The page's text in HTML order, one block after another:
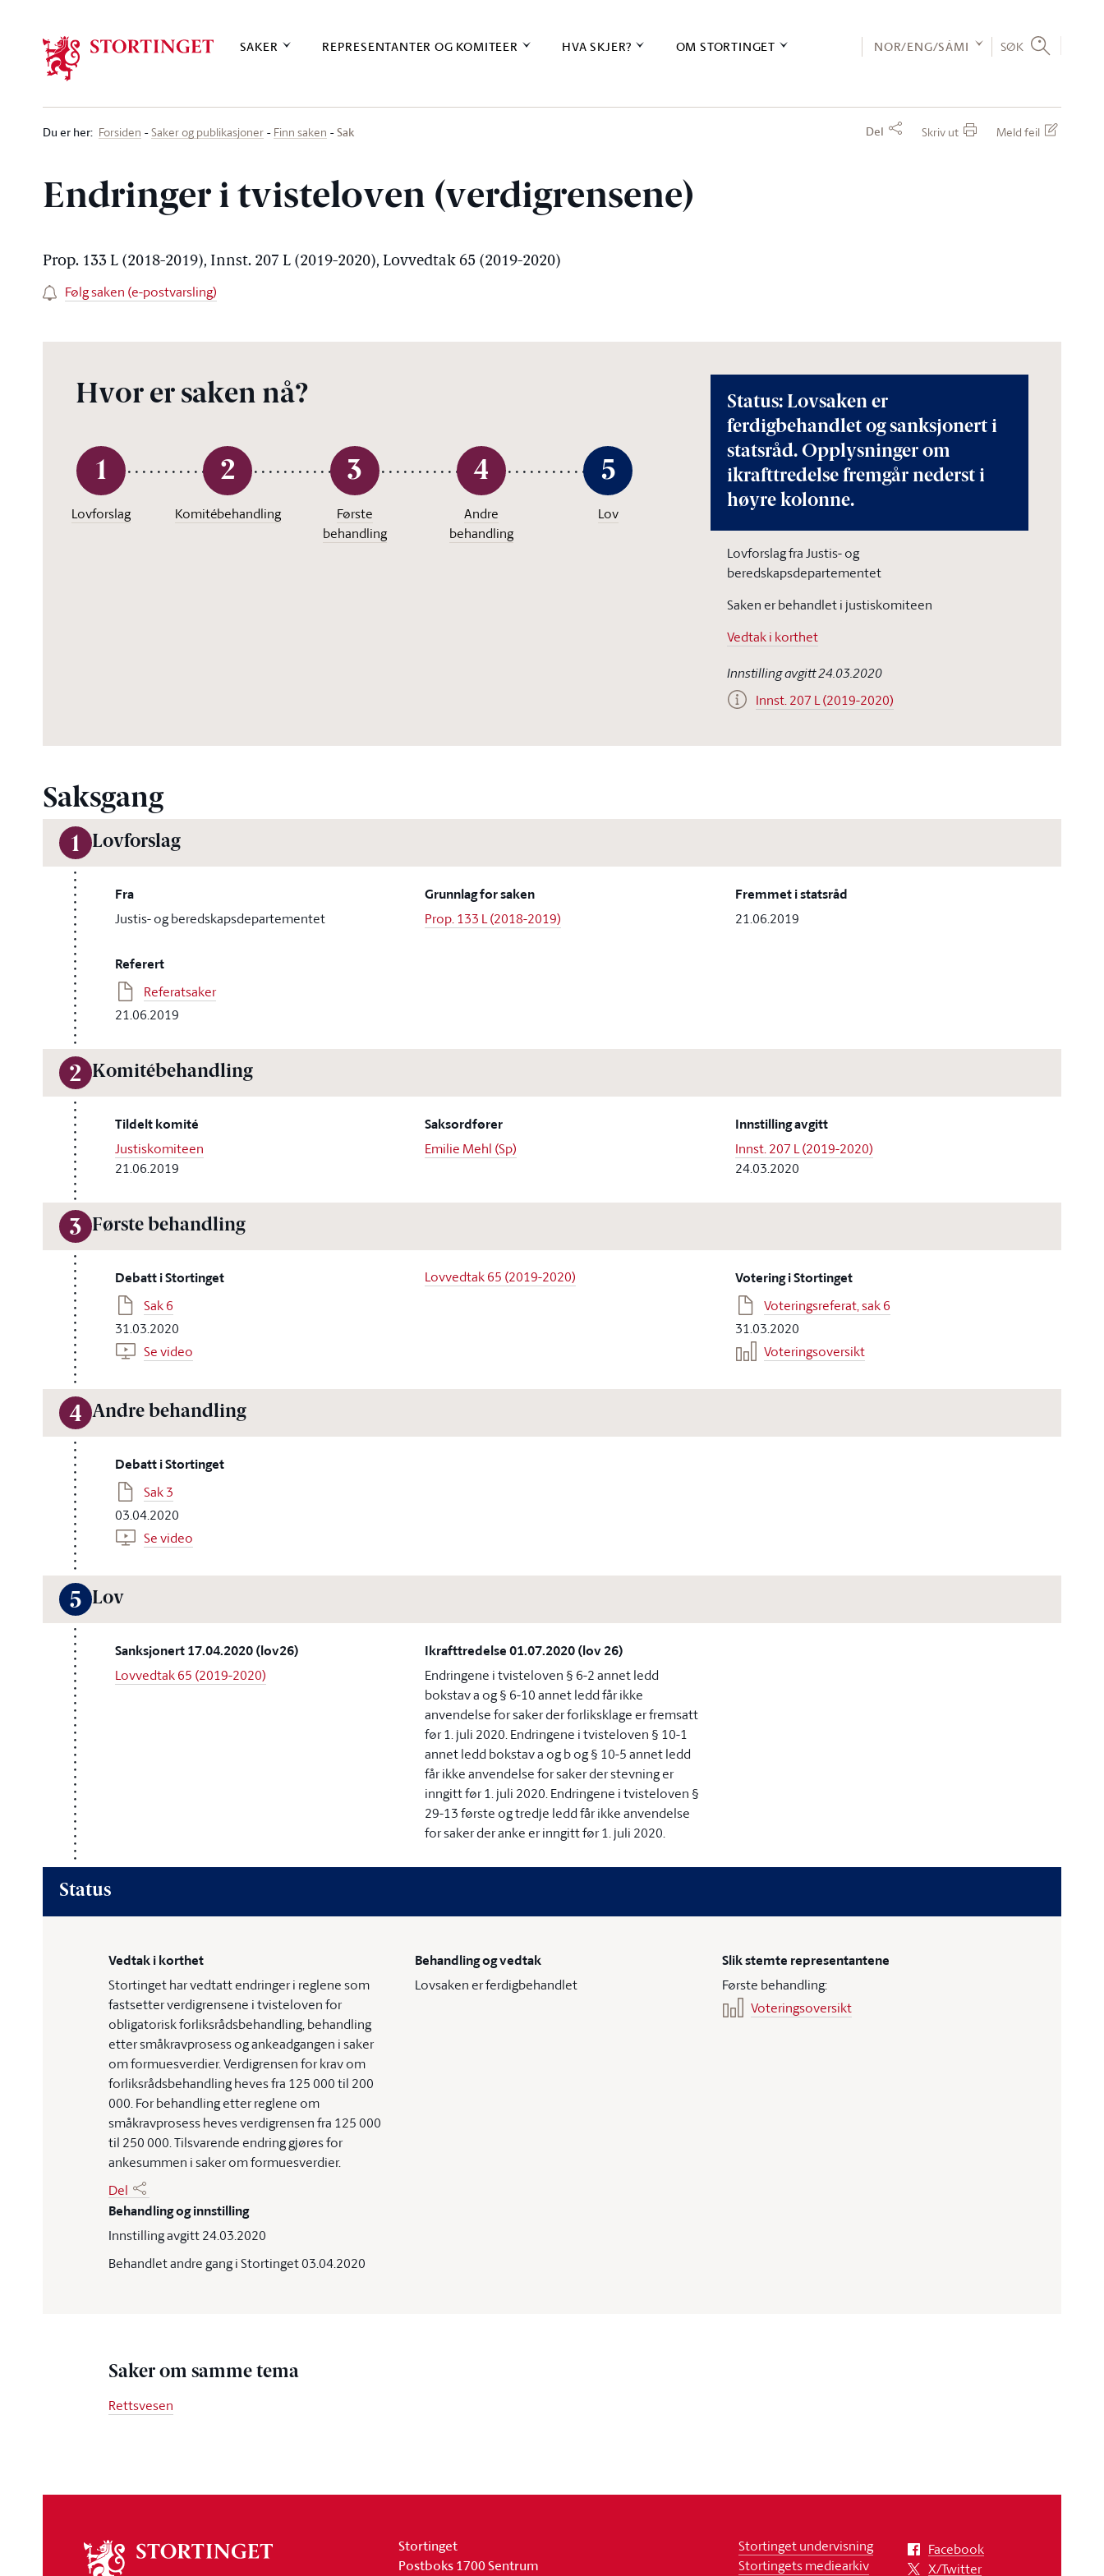
SAKER REPRESENTANTER OG KOMITEER HVA SKJER? OM STORTINGET NOR/ENG/SÁMI SØK
Du er her: Forsiden Saker og publikasjoner Finn saken Sak Del Skriv ut Meld feil
Endringer i tvisteloven (verdigrensene)
Prop. 133 L (2018-2019), Innst. 207 L (2019-2020), Lovvedtak 65 (2019-2020)
Følg saken (e-postvarsling)
Hvor er saken nå?
1
Lovforslag
2
Komitébehandling
3
Første
behandling
4
Andre
behandling
5
Lov
Status: Lovsaken er
ferdigbehandlet og sanksjonert i
statsråd. Opplysninger om
ikrafttredelse fremgår nederst i
høyre kolonne.
Lovforslag fra Justis- og
beredskapsdepartementet
Saken er behandlet i justiskomiteen
Vedtak i korthet
Innstilling avgitt 24.03.2020
Innst. 207 L (2019-2020)
Saksgang
1 Lovforslag
Fra
Justis- og beredskapsdepartementet
Grunnlag for saken
Prop. 133 L (2018-2019)
Fremmet i statsråd
21.06.2019
Referert
Referatsaker
21.06.2019
2 Komitébehandling
Tildelt komité
Justiskomiteen
21.06.2019
Saksordfører
Emilie Mehl (Sp)
Innstilling avgitt
Innst. 207 L (2019-2020)
24.03.2020
3 Første behandling
Debatt i Stortinget
Sak 6
31.03.2020
Se video
Lovvedtak 65 (2019-2020) Votering i Stortinget
Voteringsreferat, sak 6
31.03.2020
Voteringsoversikt
4 Andre behandling
Debatt i Stortinget
Sak 3
03.04.2020
Se video
5 Lov
Sanksjonert 17.04.2020 (lov26)
Lovvedtak 65 (2019-2020)
Ikrafttredelse 01.07.2020 (lov 26)
Endringene i tvisteloven § 6-2 annet ledd
bokstav a og § 6-10 annet ledd får ikke
anvendelse for saker der forliksklage er fremsatt
før 1. juli 2020. Endringene i tvisteloven § 10-1
annet ledd bokstav a og b og § 10-5 annet ledd
får ikke anvendelse for saker der stevning er
inngitt før 1. juli 2020. Endringene i tvisteloven §
29-13 første og tredje ledd får ikke anvendelse
for saker der anke er inngitt før 1. juli 2020.
Status
Vedtak i korthet
Stortinget har vedtatt endringer i reglene som
fastsetter verdigrensene i tvisteloven for
obligatorisk forliksrådsbehandling, behandling
etter småkravprosess og ankeadgangen i saker
om formuesverdier. Verdigrensen for krav om
forliksrådsbehandling heves fra 125 000 til 200
000. For behandling etter reglene om
småkravprosess heves verdigrensen fra 125 000
til 250 000. Tilsvarende endring gjøres for
ankesummen i saker om formuesverdier.
Del
Behandling og vedtak
Lovsaken er ferdigbehandlet
Slik stemte representantene
Første behandling:
Voteringsoversikt
Behandling og innstilling
Innstilling avgitt 24.03.2020
Behandlet andre gang i Stortinget 03.04.2020
Saker om samme tema
Rettsvesen
stortinget
Stortinget
Postboks 1700 Sentrum
Stortinget undervisning
Stortingets mediearkiv
Facebook
X/Twitter